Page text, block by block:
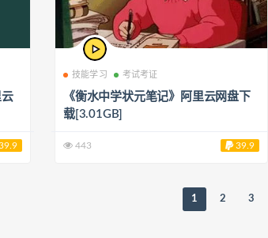
云
技能学习 考试考证
《衡水中学状元笔记》阿里云网盘下
载[3.01GB]
443 39.9
1 2 3